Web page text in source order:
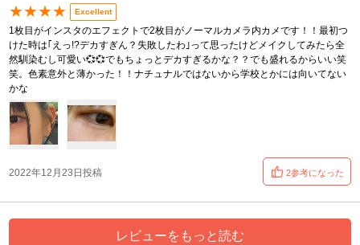
★★★★ Excellent
1枚目がインスタのエフェクトで2枚目がノーマルカメラ内カメです！！最初つ
けた時は｢えっ!?デカすぎん？失敗したわ｣って思ったけどメイクしてみたら全
然馴染むし可愛い💞💞でもちょっとデカすぎるかな？？でも盛れるからいい笑
笑。色素意外と薄かった！！ナチュナルではないから学校とかには向いてない
かな
2022年12月23日投稿 2参考になった
レビューをもっと読む